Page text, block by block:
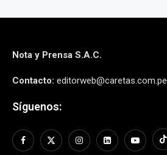
Nota y Prensa S.A.C.
Contacto: editorweb@caretas.com.pe
Síguenos: